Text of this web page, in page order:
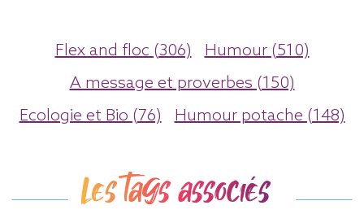
Flex and floc (306)
Humour (510)
A message et proverbes (150)
Ecologie et Bio (76)
Humour potache (148)
Les tags associés